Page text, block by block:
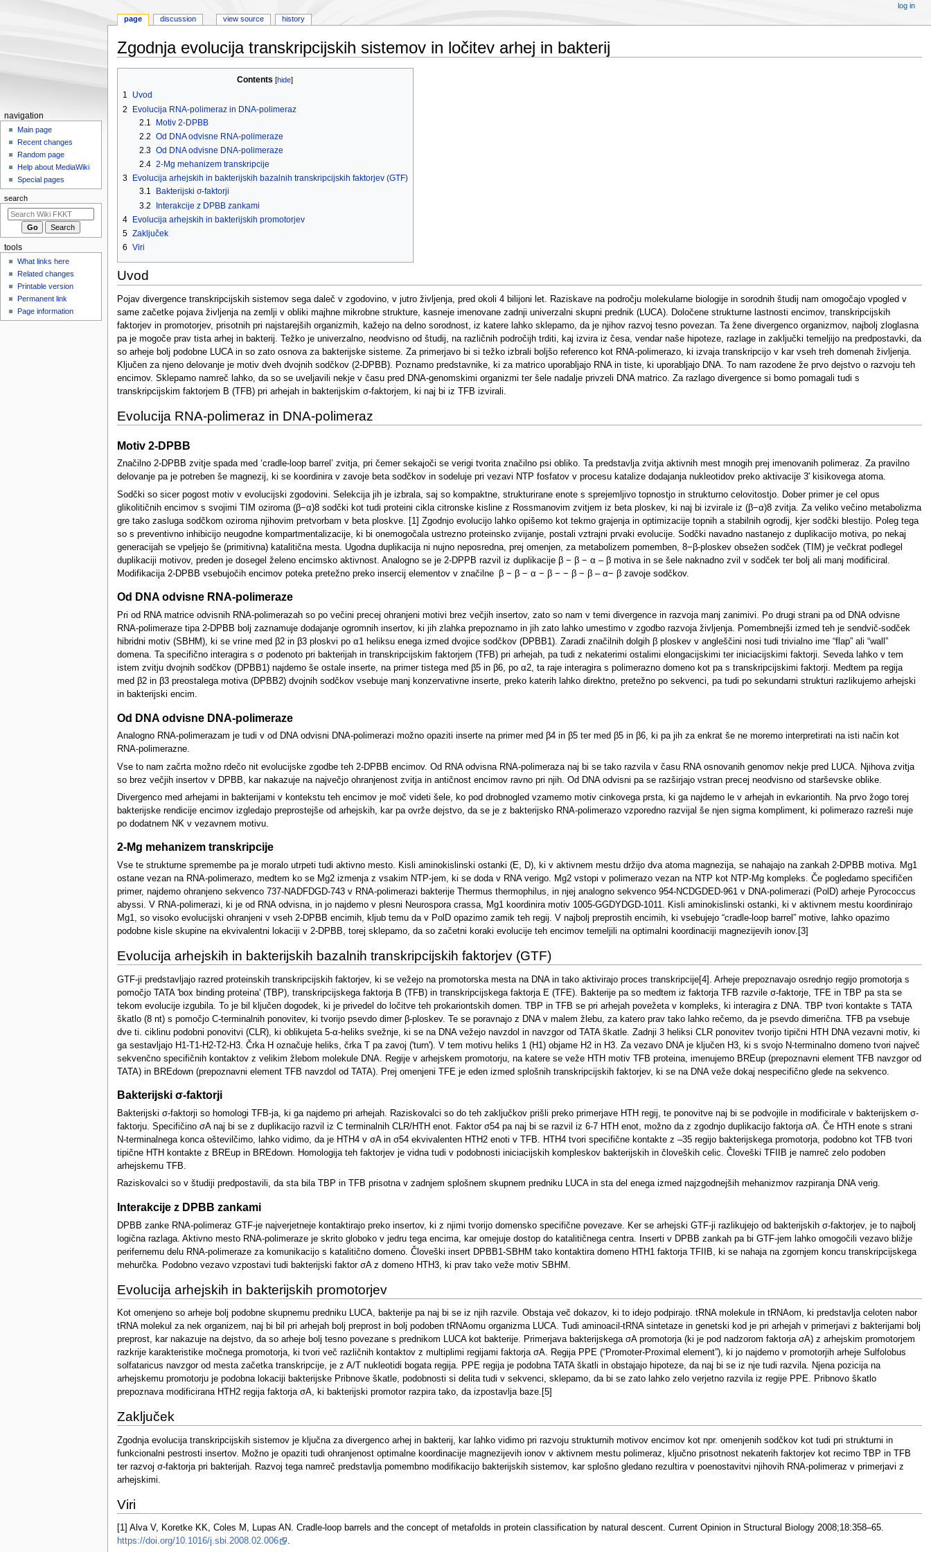
Zgodnja evolucija transkripcijskih sistemov in ločitev arhej in bakterij
navigation
search
Contents
1
Uvod
2
Evolucija RNA-polimeraz in DNA-polimeraz
2.1
Motiv 2-DPBB
2.2 Od DNA odvisne RNA-polimeraze
2.3 Od DNA odvisne DNA-polimeraze
2.4 2-Mg mehanizem transkripcije
3
Evolucija arhejskih in bakterijskih bazalnih transkripcijskih faktorjev (GTF)
3.1
Bakterijski σ-faktorji
3.2
Interakcije z DPBB zankami
4 Evolucija arhejskih in bakterijskih promotorjev
5 Zaključek
6 Viri
Uvod
Pojav divergence transkripcijskih sistemov sega daleč v zgodovino, v jutro življenja, pred okoli 4 bilijoni let. Raziskave na področju molekularne biologije in sorodnih študij nam omogočajo vpogled v
same začetke pojava življenja na zemlji v obliki majhne mikrobne strukture, kasneje imenovane zadnji univerzalni skupni prednik (LUCA). Določene strukturne lastnosti encimov, transkripcijskih
faktorjev in promotorjev, prisotnih pri najstarejših organizmih, kažejo na delno sorodnost, iz katere lahko sklepamo, da je njihov razvoj tesno povezan. Ta žene divergenco organizmov, najbolj zloglasna
pa je mogoče prav tista arhej in bakterij. Težko je univerzalno, neodvisno od študij, na različnih področijh trditi, kaj izvira iz česa, vendar naše hipoteze, razlage in zaključki temeljijo na predpostavki, da
so arheje bolj podobne LUCA in so zato osnova za bakterijske sisteme. Za primerjavo bi si težko izbrali boljšo referenco kot RNA-polimerazo, ki izvaja transkripcijo v kar vseh treh domenah življenja.
Ključen za njeno delovanje je motiv dveh dvojnih sodčkov (2-DPBB). Poznamo predstavnike, ki za matrico uporabljajo RNA in tiste, ki uporabljajo DNA. To nam razodene že prvo dejstvo o razvoju teh
encimov. Sklepamo namreč lahko, da so se uveljavili nekje v času pred DNA-genomskimi organizmi ter šele nadalje privzeli DNA matrico. Za razlago divergence si bomo pomagali tudi s
transkripcijskim faktorjem B (TFB) pri arhejah in bakterijskim σ-faktorjem, ki naj bi iz TFB izvirali.
Evolucija RNA-polimeraz in DNA-polimeraz
Motiv 2-DPBB
Značilno 2-DPBB zvitje spada med ‘cradle-loop barrel’ zvitja, pri čemer sekajoči se verigi tvorita značilno psi obliko. Ta predstavlja zvitja aktivnih mest mnogih prej imenovanih polimeraz. Za pravilno
delovanje pa je potreben še magnezij, ki se koordinira v zavoje beta sodčkov in sodeluje pri vezavi NTP fosfatov v procesu katalize dodajanja nukleotidov preko aktivacije 3' kisikovega atoma.
Sodčki so sicer pogost motiv v evolucijski zgodovini. Selekcija jih je izbrala, saj so kompaktne, strukturirane enote s sprejemljivo topnostjo in strukturno celovitostjo. Dober primer je cel opus
glikolitičnih encimov s svojimi TIM oziroma (β−α)8 sodčki kot tudi proteini cikla citronske kisline z Rossmanovim zvitjem iz beta ploskev, ki naj bi izvirale iz (β−α)8 zvitja. Za veliko večino metabolizma
gre tako zasluga sodčkom oziroma njihovim pretvorbam v beta ploskve. [1] Zgodnjo evolucijo lahko opišemo kot tekmo grajenja in optimizacije topnih a stabilnih ogrodij, kjer sodčki blestijo. Poleg tega
so s preventivno inhibicijo neugodne kompartmentalizacije, ki bi onemogočala ustrezno proteinsko zvijanje, postali vztrajni prvaki evolucije. Sodčki navadno nastanejo z duplikacijo motiva, po nekaj
generacijah se vpeljejo še (primitivna) katalitična mesta. Ugodna duplikacija ni nujno neposredna, prej omenjen, za metabolizem pomemben, 8−β-ploskev obsežen sodček (TIM) je večkrat podlegel
duplikaciji motivov, preden je dosegel želeno encimsko aktivnost. Analogno se je 2-DPPB razvil iz duplikacije β − β − α – β motiva in se šele naknadno zvil v sodček ter bolj ali manj modificiral.
Modifikacija 2-DPBB vsebujočih encimov poteka pretežno preko insercij elementov v značilne β − β − α − β − − β − β – α− β zavoje sodčkov.
Od DNA odvisne RNA-polimeraze
Pri od RNA matrice odvisnih RNA-polimerazah so po večini precej ohranjeni motivi brez večjih insertov, zato so nam v temi divergence in razvoja manj zanimivi. Po drugi strani pa od DNA odvisne
RNA-polimeraze tipa 2-DPBB bolj zaznamuje dodajanje ogromnih insertov, ki jih zlahka prepoznamo in jih zato lahko umestimo v zgodbo razvoja življenja. Pomembnejši izmed teh je sendvič-sodček
hibridni motiv (SBHM), ki se vrine med β2 in β3 ploskvi po α1 heliksu enega izmed dvojice sodčkov (DPBB1). Zaradi značilnih dolgih β ploskev v angleščini nosi tudi trivialno ime “flap” ali “wall”
domena. Ta specifično interagira s σ podenoto pri bakterijah in transkripcijskim faktorjem (TFB) pri arhejah, pa tudi z nekaterimi ostalimi elongacijskimi ter iniciacijskimi faktorji. Seveda lahko v tem
istem zvitju dvojnih sodčkov (DPBB1) najdemo še ostale inserte, na primer tistega med β5 in β6, po α2, ta raje interagira s polimerazno domeno kot pa s transkripcijskimi faktorji. Medtem pa regija
med β2 in β3 preostalega motiva (DPBB2) dvojnih sodčkov vsebuje manj konzervativne inserte, preko katerih lahko direktno, pretežno po sekvenci, pa tudi po sekundarni strukturi razlikujemo arhejski
in bakterijski encim.
Od DNA odvisne DNA-polimeraze
Analogno RNA-polimerazam je tudi v od DNA odvisni DNA-polimerazi možno opaziti inserte na primer med β4 in β5 ter med β5 in β6, ki pa jih za enkrat še ne moremo interpretirati na isti način kot
RNA-polimerazne.
Vse to nam začrta možno rdečo nit evolucijske zgodbe teh 2-DPBB encimov. Od RNA odvisna RNA-polimeraza naj bi se tako razvila v času RNA osnovanih genomov nekje pred LUCA. Njihova zvitja
so brez večjih insertov v DPBB, kar nakazuje na največjo ohranjenost zvitja in antičnost encimov ravno pri njih. Od DNA odvisni pa se razširjajo vstran precej neodvisno od starševske oblike.
Divergenco med arhejami in bakterijami v kontekstu teh encimov je moč videti šele, ko pod drobnogled vzamemo motiv cinkovega prsta, ki ga najdemo le v arhejah in evkariontih. Na prvo žogo torej
bakterijske rendicije encimov izgledajo preprostejše od arhejskih, kar pa ovrže dejstvo, da se je z bakterijsko RNA-polimerazo vzporedno razvijal še njen sigma kompliment, ki polimerazo razreši nuje
po dodatnem NK v vezavnem motivu.
2-Mg mehanizem transkripcije
Vse te strukturne spremembe pa je moralo utrpeti tudi aktivno mesto. Kisli aminokislinski ostanki (E, D), ki v aktivnem mestu držijo dva atoma magnezija, se nahajajo na zankah 2-DPBB motiva. Mg1
ostane vezan na RNA-polimerazo, medtem ko se Mg2 izmenja z vsakim NTP-jem, ki se doda v RNA verigo. Mg2 vstopi v polimerazo vezan na NTP kot NTP-Mg kompleks. Če pogledamo specifičen
primer, najdemo ohranjeno sekvenco 737-NADFDGD-743 v RNA-polimerazi bakterije Thermus thermophilus, in njej analogno sekvenco 954-NCDGDED-961 v DNA-polimerazi (PolD) arheje Pyrococcus
abyssi. V RNA-polimerazi, ki je od RNA odvisna, in jo najdemo v plesni Neurospora crassa, Mg1 koordinira motiv 1005-GGDYDGD-1011. Kisli aminokislinski ostanki, ki v aktivnem mestu koordinirajo
Mg1, so visoko evolucijski ohranjeni v vseh 2-DPBB encimih, kljub temu da v PolD opazimo zamik teh regij. V najbolj preprostih encimih, ki vsebujejo “cradle-loop barrel” motive, lahko opazimo
podobne kisle skupine na ekvivalentni lokaciji v 2-DPBB, torej sklepamo, da so začetni koraki evolucije teh encimov temeljili na optimalni koordinaciji magnezijevih ionov.[3]
Evolucija arhejskih in bakterijskih bazalnih transkripcijskih faktorjev (GTF)
GTF-ji predstavljajo razred proteinskih transkripcijskih faktorjev, ki se vežejo na promotorska mesta na DNA in tako aktivirajo proces transkripcije[4]. Arheje prepoznavajo osrednjo regijo promotorja s
pomočjo TATA 'box binding proteina' (TBP), transkripcijskega faktorja B (TFB) in transkripcijskega faktorja E (TFE). Bakterije pa so medtem iz faktorja TFB razvile σ-faktorje, TFE in TBP pa sta se
tekom evolucije izgubila. To je bil ključen dogodek, ki je privedel do ločitve teh prokariontskih domen. TBP in TFB se pri arhejah povežeta v kompleks, ki interagira z DNA. TBP tvori kontakte s TATA
škatlo (8 nt) s pomočjo C-terminalnih ponovitev, ki tvorijo psevdo dimer β-ploskev. Te se poravnajo z DNA v malem žlebu, za katero prav tako lahko rečemo, da je psevdo dimerična. TFB pa vsebuje
dve ti. ciklinu podobni ponovitvi (CLR), ki oblikujeta 5-α-heliks svežnje, ki se na DNA vežejo navzdol in navzgor od TATA škatle. Zadnji 3 heliksi CLR ponovitev tvorijo tipični HTH DNA vezavni motiv, ki
ga sestavljajo H1-T1-H2-T2-H3. Črka H označuje heliks, črka T pa zavoj ('turn'). V tem motivu heliks 1 (H1) objame H2 in H3. Za vezavo DNA je ključen H3, ki s svojo N-terminalno domeno tvori največ
sekvenčno specifičnih kontaktov z velikim žlebom molekule DNA. Regije v arhejskem promotorju, na katere se veže HTH motiv TFB proteina, imenujemo BREup (prepoznavni element TFB navzgor od
TATA) in BREdown (prepoznavni element TFB navzdol od TATA). Prej omenjeni TFE je eden izmed splošnih transkripcijskih faktorjev, ki se na DNA veže dokaj nespecifično glede na sekvenco.
Bakterijski σ-faktorji
Bakterijski σ-faktorji so homologi TFB-ja, ki ga najdemo pri arhejah. Raziskovalci so do teh zaključkov prišli preko primerjave HTH regij, te ponovitve naj bi se podvojile in modificirale v bakterijskem σ-
faktorju. Specifičino σA naj bi se z duplikacijo razvil iz C terminalnih CLR/HTH enot. Faktor σ54 pa naj bi se razvil iz 6-7 HTH enot, možno da z zgodnjo duplikacijo faktorja σA. Če HTH enote s strani
N-terminalnega konca oštevilčimo, lahko vidimo, da je HTH4 v σA in σ54 ekvivalenten HTH2 enoti v TFB. HTH4 tvori specifične kontakte z –35 regijo bakterijskega promotorja, podobno kot TFB tvori
tipične HTH kontakte z BREup in BREdown. Homologija teh faktorjev je vidna tudi v podobnosti iniciacijskih kompleskov bakterijskih in človeških celic. Človeški TFIIB je namreč zelo podoben
arhejskemu TFB.
Raziskovalci so v študiji predpostavili, da sta bila TBP in TFB prisotna v zadnjem splošnem skupnem predniku LUCA in sta del enega izmed najzgodnejših mehanizmov razpiranja DNA verig.
Interakcije z DPBB zankami
DPBB zanke RNA-polimeraz GTF-je najverjetneje kontaktirajo preko insertov, ki z njimi tvorijo domensko specifične povezave. Ker se arhejski GTF-ji razlikujejo od bakterijskih σ-faktorjev, je to najbolj
logična razlaga. Aktivno mesto RNA-polimeraze je skrito globoko v jedru tega encima, kar omejuje dostop do katalitičnega centra. Inserti v DPBB zankah pa bi GTF-jem lahko omogočili vezavo bližje
perifernemu delu RNA-polimeraze za komunikacijo s katalitično domeno. Človeški insert DPBB1-SBHM tako kontaktira domeno HTH1 faktorja TFIIB, ki se nahaja na zgornjem koncu transkripcijskega
mehurčka. Podobno vezavo vzpostavi tudi bakterijski faktor σA z domeno HTH3, ki prav tako veže motiv SBHM.
Evolucija arhejskih in bakterijskih promotorjev
Kot omenjeno so arheje bolj podobne skupnemu predniku LUCA, bakterije pa naj bi se iz njih razvile. Obstaja več dokazov, ki to idejo podpirajo. tRNA molekule in tRNAom, ki predstavlja celoten nabor
tRNA molekul za nek organizem, naj bi bil pri arhejah bolj preprost in bolj podoben tRNAomu organizma LUCA. Tudi aminoacil-tRNA sintetaze in genetski kod je pri arhejah v primerjavi z bakterijami bolj
preprost, kar nakazuje na dejstvo, da so arheje bolj tesno povezane s prednikom LUCA kot bakterije. Primerjava bakterijskega σA promotorja (ki je pod nadzorom faktorja σA) z arhejskim promotorjem
razkrije karakteristike močnega promotorja, ki tvori več različnih kontaktov z multiplimi regijami faktorja σA. Regija PPE (“Promoter-Proximal element”), ki jo najdemo v promotorjih arheje Sulfolobus
solfataricus navzgor od mesta začetka transkripcije, je z A/T nukleotidi bogata regija. PPE regija je podobna TATA škatli in obstajajo hipoteze, da naj bi se iz nje tudi razvila. Njena pozicija na
arhejskemu promotorju je podobna lokaciji bakterijske Pribnove škatle, podobnosti si delita tudi v sekvenci, sklepamo, da bi se zato lahko zelo verjetno razvila iz regije PPE. Pribnovo škatlo
prepoznava modificirana HTH2 regija faktorja σA, ki bakterijski promotor razpira tako, da izpostavlja baze.[5]
Zaključek
Zgodnja evolucija transkripcijskih sistemov je ključna za divergenco arhej in bakterij, kar lahko vidimo pri razvoju strukturnih motivov encimov kot npr. omenjenih sodčkov kot tudi pri strukturni in
funkcionalni pestrosti insertov. Možno je opaziti tudi ohranjenost optimalne koordinacije magnezijevih ionov v aktivnem mestu polimeraz, ključno prisotnost nekaterih faktorjev kot recimo TBP in TFB
ter razvoj σ-faktorja pri bakterijah. Razvoj tega namreč predstavlja pomembno modifikacijo bakterijskih sistemov, kar splošno gledano rezultira v poenostavitvi njihovih RNA-polimeraz v primerjavi z
arhejskimi.
Viri
[1] Alva V, Koretke KK, Coles M, Lupas AN. Cradle-loop barrels and the concept of metafolds in protein classification by natural descent. Current Opinion in Structural Biology 2008;18:358–65.
https://doi.org/10.1016/j.sbi.2008.02.006
.
N
a
o
n
m
page discussion view source history
log in
navigation
Main page
Recent changes
Random page
Help about MediaWiki
Special pages
search
tools
What links here
Related changes
Printable version
Permanent link
Page information